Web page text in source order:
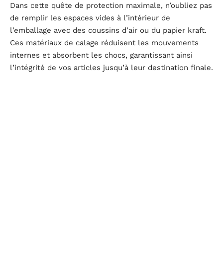
Dans cette quête de protection maximale, n’oubliez pas
de remplir les espaces vides à l’intérieur de
l’emballage avec des coussins d’air ou du papier kraft.
Ces matériaux de calage réduisent les mouvements
internes et absorbent les chocs, garantissant ainsi
l’intégrité de vos articles jusqu’à leur destination finale.